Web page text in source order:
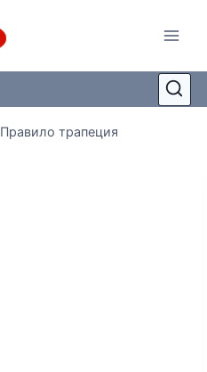
Правило трапеция